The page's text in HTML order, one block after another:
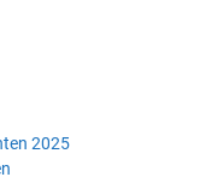
2025